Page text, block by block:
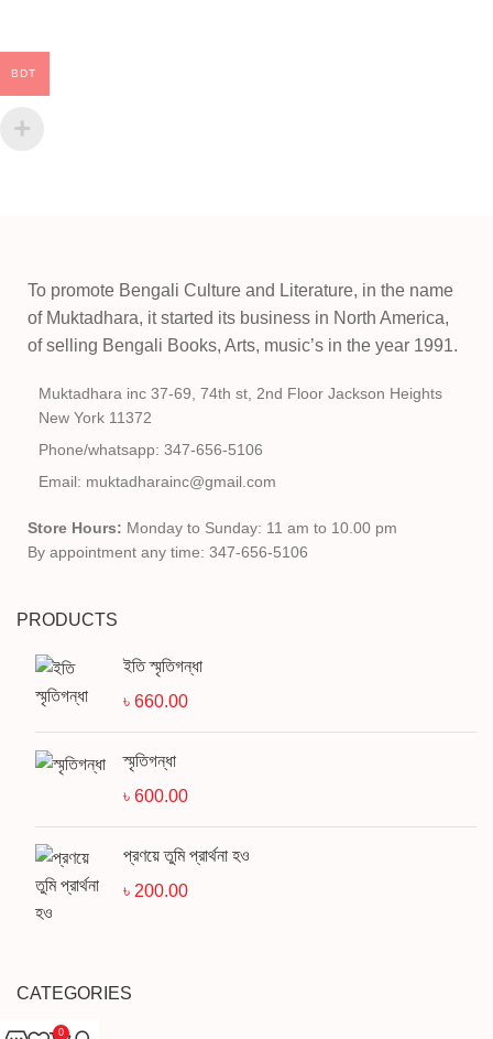
To promote Bengali Culture and Literature, in the name
of Muktadhara, it started its business in North America,
of selling Bengali Books, Arts, music’s in the year 1991.
Muktadhara inc 37-69, 74th st, 2nd Floor Jackson Heights
New York 11372
Phone/whatsapp: 347-656-5106
Email: muktadharainc@gmail.com
Store Hours: Monday to Sunday: 11 am to 10.00 pm
By appointment any time: 347-656-5106
PRODUCTS
ইতি স্মৃতিগন্ধা
৳ 660.00
স্মৃতিগন্ধা
৳ 600.00
প্রণয়ে তুমি প্রার্থনা হও
৳ 200.00
CATEGORIES
BDT
0